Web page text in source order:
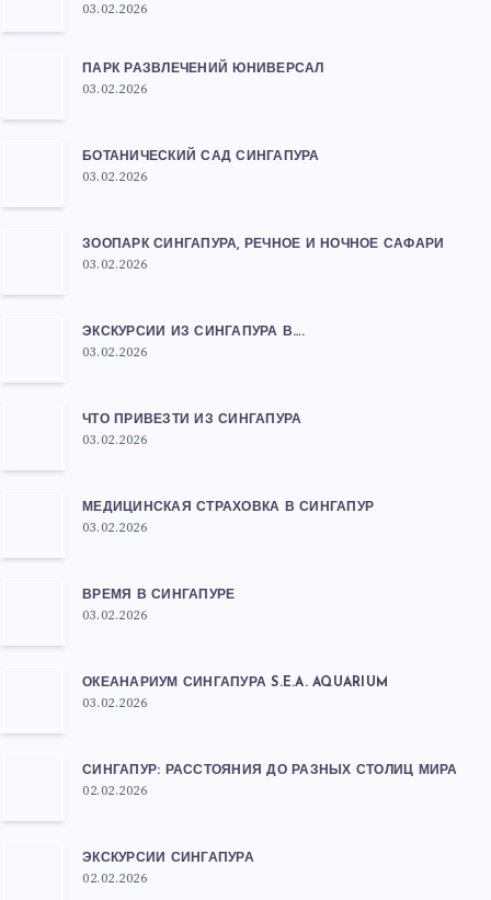
03.02.2026
ПАРК РАЗВЛЕЧЕНИЙ ЮНИВЕРСАЛ
03.02.2026
БОТАНИЧЕСКИЙ САД СИНГАПУРА
03.02.2026
ЗООПАРК СИНГАПУРА, РЕЧНОЕ И НОЧНОЕ САФАРИ
03.02.2026
ЭКСКУРСИИ ИЗ СИНГАПУРА В….
03.02.2026
ЧТО ПРИВЕЗТИ ИЗ СИНГАПУРА
03.02.2026
МЕДИЦИНСКАЯ СТРАХОВКА В СИНГАПУР
03.02.2026
ВРЕМЯ В СИНГАПУРЕ
03.02.2026
ОКЕАНАРИУМ СИНГАПУРА S.E.A. AQUARIUM
03.02.2026
СИНГАПУР: РАССТОЯНИЯ ДО РАЗНЫХ СТОЛИЦ МИРА
02.02.2026
ЭКСКУРСИИ СИНГАПУРА
02.02.2026